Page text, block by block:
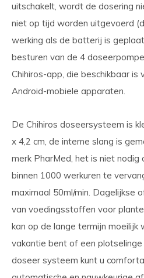
uitschakelt, wordt de dosering
niet op tijd worden uitgevoerd
werking als de batterij is
besturen van de 4
Chihiros-app, die beschikbaar is
Android-mobiele apparaten.
De Chihiros doseersysteem is
x 4,2 cm, de interne slang is
merk PharMed, het is niet nodig
binnen 1000 werkuren te
maximaal 50ml/min. Dagelijkse
van voedingsstoffen voor
kan op de lange termijn moeilijk
vakantie bent of een
doseer systeem kunt u